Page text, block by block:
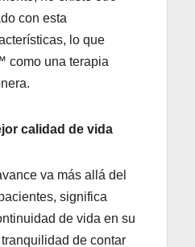
con esta
lo que
como una terapia
calidad de vida
va más allá del
significa
de vida en su
de contar